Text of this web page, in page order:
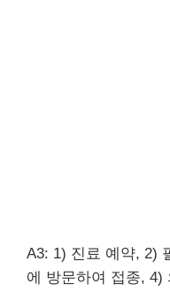
A3: 1) 진료 예약, 2)
에 방문하여 접종, 4)